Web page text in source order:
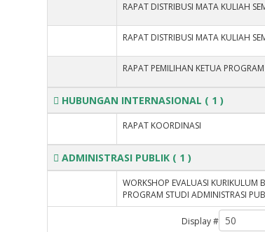
Display #
RAPAT DISTRIBUSI MATA KULIAH
RAPAT DISTRIBUSI MATA KULIAH
RAPAT PEMILIHAN KETUA
HUBUNGAN INTERNASIONAL ( 1 )
RAPAT KOORDINASI
ADMINISTRASI PUBLIK ( 1 )
WORKSHOP EVALUASI KURIKULUM
PROGRAM STUDI ADMINISTRASI